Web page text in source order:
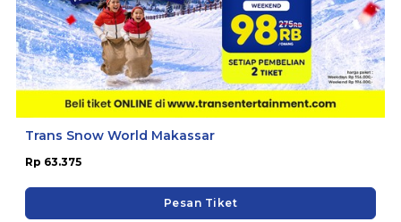
Trans Snow World Makassar
Rp 63.375
Pesan Tiket